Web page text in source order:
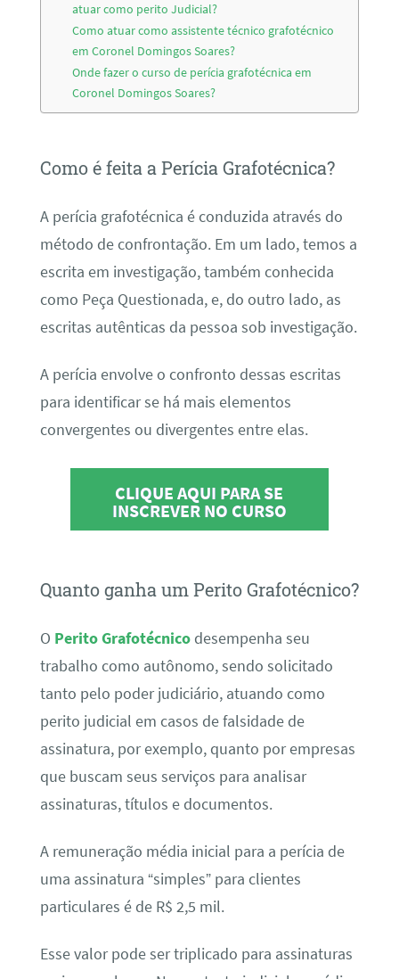
atuar como perito Judicial?
Como atuar como assistente técnico grafotécnico
em Coronel Domingos Soares?
Onde fazer o curso de perícia grafotécnica em
Coronel Domingos Soares?
Como é feita a Perícia Grafotécnica?
A perícia grafotécnica é conduzida através do
método de confrontação. Em um lado, temos a
escrita em investigação, também conhecida
como Peça Questionada, e, do outro lado, as
escritas autênticas da pessoa sob investigação.
A perícia envolve o confronto dessas escritas
para identificar se há mais elementos
convergentes ou divergentes entre elas.
CLIQUE AQUI PARA SE
INSCREVER NO CURSO
Quanto ganha um Perito Grafotécnico?
O Perito Grafotécnicodesempenha seu
trabalho como autônomo, sendo solicitado
tanto pelo poder judiciário, atuando como
perito judicial em casos de falsidade de
assinatura, por exemplo, quanto por empresas
que buscam seus serviços para analisar
assinaturas, títulos e documentos.
A remuneração média inicial para a perícia de
uma assinatura “simples” para clientes
particulares é de R$ 2,5 mil.
Esse valor pode ser triplicado para assinaturas